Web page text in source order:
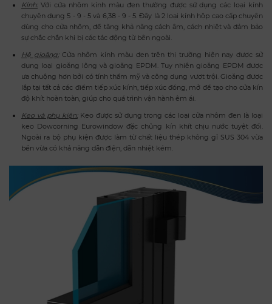
Kính:Với cửa nhôm kính màu đen thường được sử dụng các loại kính
chuyên dụng 5 - 9 - 5 và 6,38 - 9 - 5. Đây là 2 loại kính hộp cao cấp chuyên
dùng cho cửa nhôm, để tăng khả năng cách âm, cách nhiệt và đảm bảo
sự chắc chắn khi bị các tác động từ bên ngoài.
Hệ gioăng:Cửa nhôm kính màu đen trên thị trường hiện nay được sử
dụng loại gioăng lông và gioăng EPDM. Tuy nhiên gioăng EPDM được
ưa chuộng hơn bởi có tính thẩm mỹ và công dụng vượt trội. Gioăng được
lắp tại tất cả các điểm tiếp xúc kính, tiếp xúc đóng, mở để tạo cho cửa kín
độ khít hoàn toàn, giúp cho quá trình vận hành êm ái.
Keo và phụ kiện:Keo được sử dụng trong các loại cửa nhôm đen là loại
keo Dowcorning Eurowindow đặc chủng kín khít chịu nước tuyệt đối.
Ngoài ra bộ phụ kiện được làm từ chất liệu thép không gỉ SUS 304 vừa
bền vừa có khả năng dẫn điện, dẫn nhiệt kém.